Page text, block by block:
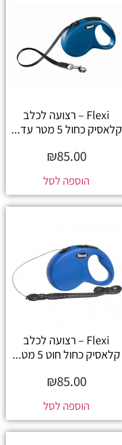
Flexi – רצועה לכלב
קלאסיק כחול 5 מטר עד...
₪85.00
הוספה לסל
Flexi – רצועה לכלב
קלאסיק כחול חוט 5 מט...
₪85.00
הוספה לסל